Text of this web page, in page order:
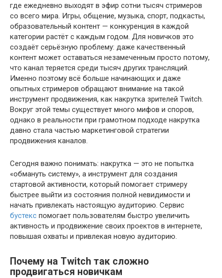
где ежедневно выходят в эфир сотни тысяч стримеров
со всего мира. Игры, общение, музыка, спорт, подкасты,
образовательный контент — конкуренция в каждой
категории растёт с каждым годом. Для новичков это
создаёт серьёзную проблему: даже качественный
контент может оставаться незамеченным просто потому,
что канал теряется среди тысяч других трансляций.
Именно поэтому всё больше начинающих и даже
опытных стримеров обращают внимание на такой
инструмент продвижения, как накрутка зрителей Twitch.
Вокруг этой темы существует много мифов и споров,
однако в реальности при грамотном подходе накрутка
давно стала частью маркетинговой стратегии
продвижения каналов.
Сегодня важно понимать: накрутка — это не попытка
«обмануть систему», а инструмент для создания
стартовой активности, который помогает стримеру
быстрее выйти из состояния полной невидимости и
начать привлекать настоящую аудиторию. Сервис
бустекс помогает пользователям быстро увеличить
активность и продвижение своих проектов в интернете,
повышая охваты и привлекая новую аудиторию.
Почему на Twitch так сложно
продвигаться новичкам